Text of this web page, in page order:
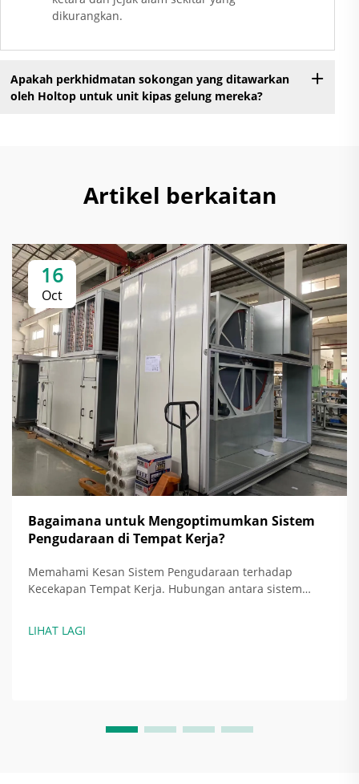
dikurangkan.
Apakah perkhidmatan sokongan yang ditawarkan
oleh Holtop untuk unit kipas gelung mereka?
Artikel berkaitan
16
Oct
Bagaimana untuk Mengoptimumkan Sistem
Pengudaraan di Tempat Kerja?
Memahami Kesan Sistem Pengudaraan terhadap
Kecekapan Tempat Kerja. Hubungan antara sistem
sebenarnya menjimatkan tenaga dengan menyesuaikan
LIHAT LAGI